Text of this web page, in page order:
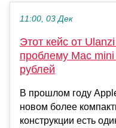
11:00, 03 Дек
Этот кейс от
проблему Mac
рублей
В прошлом году
новом более
конструкции есть